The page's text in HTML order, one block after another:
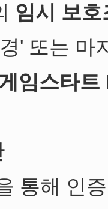
임시 보호
' 또는 마
임스타트
통해 인